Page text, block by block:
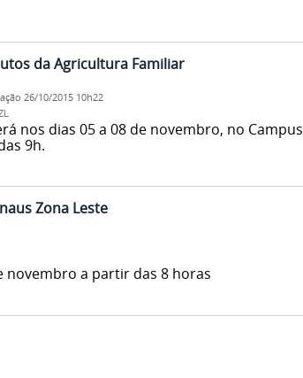
da Agricultura Familiar
26/10/2015 10h22
nos dias 05 a 08 de novembro, no Campus
9h.
Zona Leste
novembro a partir das 8 horas